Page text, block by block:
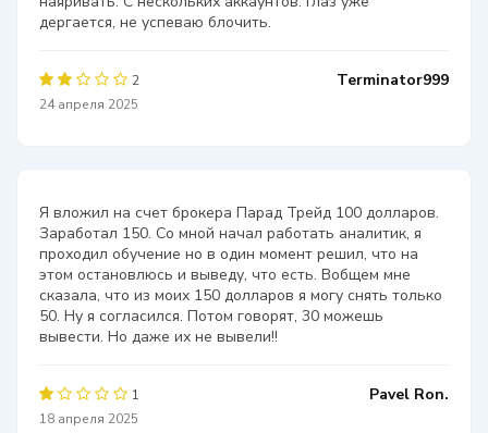
дергается, не успеваю блочить.
2
24 апреля 2025
Terminator999
Я вложил на счет брокера Парад Трейд 100 долларов.
Заработал 150. Со мной начал работать аналитик, я
проходил обучение но в один момент решил, что на
этом остановлюсь и выведу, что есть. Вобщем мне
сказала, что из моих 150 долларов я могу снять только
50. Ну я согласился. Потом говорят, 30 можешь
вывести. Но даже их не вывели!!
1
18 апреля 2025
Pavel Ron.